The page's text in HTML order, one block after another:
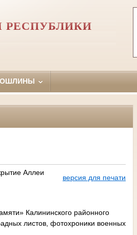
РЕСПУБЛИКИ
Аллеи
версия для печати
Калининского районного
листов, фотохроники военных